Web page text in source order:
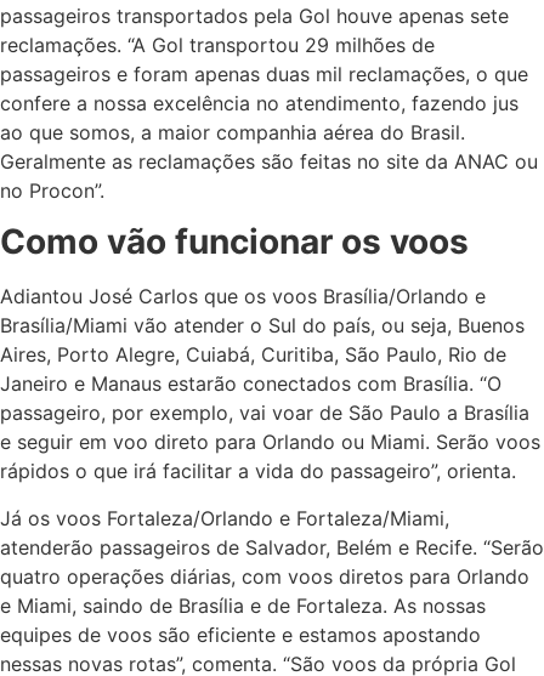
passageiros transportados pela Gol houve apenas sete
reclamações. “A Gol transportou 29 milhões de
passageiros e foram apenas duas mil reclamações, o que
confere a nossa excelência no atendimento, fazendo jus
ao que somos, a maior companhia aérea do Brasil.
Geralmente as reclamações são feitas no site da ANAC ou
no Procon”.
Como vão funcionar os voos
Adiantou José Carlos que os voos Brasília/Orlando e
Brasília/Miami vão atender o Sul do país, ou seja, Buenos
Aires, Porto Alegre, Cuiabá, Curitiba, São Paulo, Rio de
Janeiro e Manaus estarão conectados com Brasília. “O
passageiro, por exemplo, vai voar de São Paulo a Brasília
e seguir em voo direto para Orlando ou Miami. Serão voos
rápidos o que irá facilitar a vida do passageiro”, orienta.
Já os voos Fortaleza/Orlando e Fortaleza/Miami,
atenderão passageiros de Salvador, Belém e Recife. “Serão
quatro operações diárias, com voos diretos para Orlando
e Miami, saindo de Brasília e de Fortaleza. As nossas
equipes de voos são eficiente e estamos apostando
nessas novas rotas”, comenta. “São voos da própria Gol